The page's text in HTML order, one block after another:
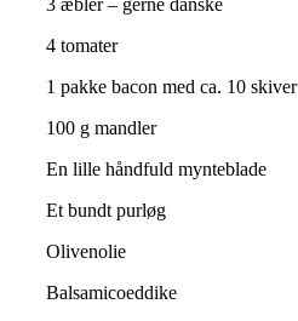
4 tomater
1 pakke bacon med ca. 10 skiver
100 g mandler
En lille håndfuld mynteblade
Et bundt purløg
Olivenolie
Balsamicoeddike